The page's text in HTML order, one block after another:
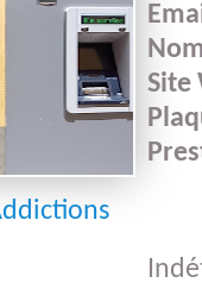
Conseil
d'Administration
Présentation
Générale
Site